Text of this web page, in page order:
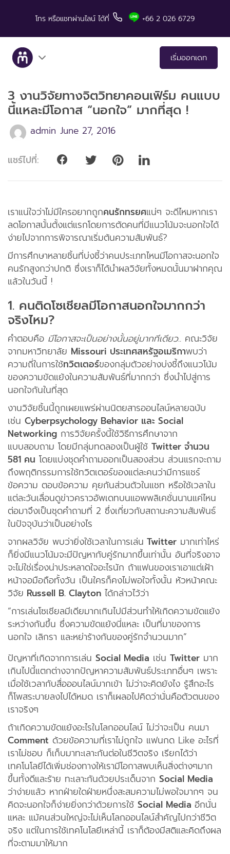
โทร หรือแชทผ่านไลน์ ได้ที่ +66 2 026 6729
เริ่มออกเดท
เกี่ยวกับเรา
บริการ
มีทแอนด์ลันช์ในสื่อต่างๆ
เคล็ดลับสำหรับการเดท
แอพมือถือ
ติดต่อเรา
3 งานวิจัยทางจิตวิทยาคอนเฟิร์ม คนแบบ
นี้แหละมีโอกาส “นอกใจ” มากที่สุด !
admin June 27, 2016
แชร์ไปที่:
เราแน่ใจว่าไม่มีใครอยากถูกคนรักทรยศแน่ๆ จะดีไหมหากเรา
ลดโอกาสนั้นตั้งแต่แรกโดยการตัดคนที่มีแนวโน้มจะนอกใจได้
ง่ายไปจากการพิจารณาเริ่มต้นความสัมพันธ์?
มีการศึกษาหลายชิ้นที่บ่งชี้ว่าคนประเภทไหนมีโอกาสจะนอกใจ
คนรักสูงกว่าปกติ ซึ่งเราก็ได้นำผลวิจัยทั้งหมดนั้นมาฝากคุณ
แล้วในวันนี้ !
1. คนติดโซเชียลมีโอกาสนอกใจมากกว่า
จริงไหม?
คำตอบคือ มีโอกาสจะเป็นอย่างนั้นอยู่มากทีเดียว.. คณะวิจัย
จากมหาวิทยาลัย Missouri ประเทศสหรัฐอเมริกาพบว่า
ความถี่ในการใช้ทวิตเตอร์ของกลุ่มตัวอย่างบ่งชี้ถึงแนวโน้ม
ของความขัดแย้งในความสัมพันธ์ที่มากกว่า ซึ่งนำไปสู่การ
นอกใจกันในที่สุด
งานวิจัยชิ้นนี้ถูกเผยแพร่ผ่านนิตยสารออนไลน์หลายฉบับ
เช่น Cyberpsychology Behavior และ Social
Networking การวิจัยครั้งนี้ใช้วิธีการศึกษาจาก
แบบสอบถาม โดยมีกลุ่มทดลองเป็นผู้ใช้ Twitter จำนวน
581 คน โดยแบ่งชุดคำถามออกเป็นสองส่วน ส่วนแรกจะถาม
ถึงพฤติกรรมการใช้ทวิตเตอร์ของแต่ละคนว่ามีการแชร์
ข้อความ ตอบข้อความ คุยกันส่วนตัวในแชท หรือใช้เวลาใน
แต่ละวันเลื่อนดูข่าวคราวอัพเดทบนแอพพลิเคชั่นนานแค่ไหน
ต่อมาจึงเป็นชุดคำถามที่ 2 ซึ่งเกี่ยวกับสถานะความสัมพันธ์
ในปัจจุบันว่าเป็นอย่างไร
จากผลวิจัย พบว่ายิ่งใช้เวลาในการเล่น Twitter มากเท่าไหร่
ก็ยิ่งมีแนวโน้มจะมีปัญหากับคู่รักมากขึ้นเท่านั้น อันที่จริงอาจ
จะไม่ใช่เรื่องน่าประหลาดใจอะไรนัก ถ้าแฟนของเราเอาแต่เฝ้า
หน้าจอมือถือทั้งวัน เป็นใครก็คงไม่พอใจทั้งนั้น หัวหน้าคณะ
วิจัย Russell B. Clayton ได้กล่าวไว้ว่า
“การเล่นโซเชียลมีเดียมากเกินไปมีส่วนทำให้เกิดความขัดแย้ง
ระหว่างกันขึ้น ซึ่งความขัดแย้งนี่แหละ เป็นที่มาของการ
นอกใจ เลิกรา และหย่าร้างกันของคู่รักจำนวนมาก”
ปัญหาที่เกิดจากการเล่น Social Media เช่น Twitter มาก
เกินไปนี้แตกต่างจากปัญหาความสัมพันธ์ประเภทอื่นๆ เพราะ
เมื่อใช้เวลากับสื่อออนไลน์มากเข้า ไม่ว่าจะคิดยังไง รู้สึกอะไร
ก็โพสระบายลงไปได้หมด เราก็เผลอไปคิดว่านั่นคือตัวตนของ
เราจริงๆ
ถ้าเกิดความขัดแย้งอะไรในโลกออนไลน์ ไม่ว่าจะเป็น คนมา
Comment ด้วยข้อความที่เราไม่ถูกใจ แฟนกด Like อะไรที่
เราไม่ชอบ ก็เก็บมาทะเลาะกันต่อในชีวิตจริง เรียกได้ว่า
เทคโนโลยีได้เพิ่มช่องทางให้เรามีโอกาสพบเห็นสิ่งต่างๆมาก
ขึ้นทั้งดีและร้าย ทะเลาะกันด้วยประเด็นจาก Social Media
ว่าง่ายแล้ว หากฝ่ายใดฝ่ายหนึ่งสะสมความไม่พอใจมากๆ จน
คิดจะนอกใจก็ง่ายยิ่งกว่าด้วยการใช้ Social Media อีกนั่น
แหละ แม้คนส่วนใหญ่จะไม่เห็นโลกออนไลน์สำคัญไปกว่าชีวิต
จริง แต่ในการใช้เทคโนโลยีเหล่านี้ เราก็ต้องมีสติและคิดถึงผล
ที่จะตามมาให้มาก